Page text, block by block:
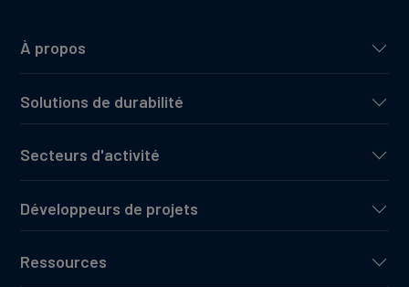
À propos
Solutions de durabilité
Secteurs d'activité
Développeurs de projets
Ressources